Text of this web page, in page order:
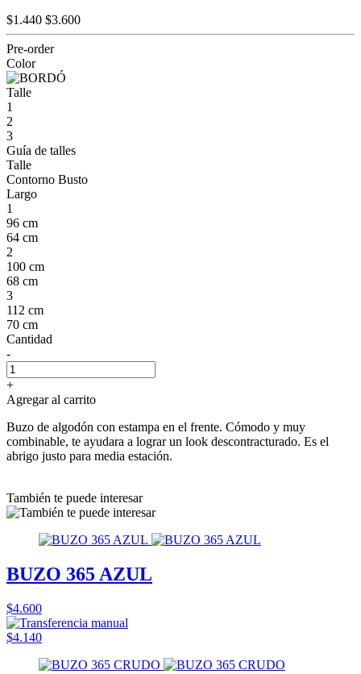
$1.440 $3.600
Pre-order
Color
Talle
1
2
3
Guía de talles
Talle
Contorno Busto
Largo
1
96 cm
64 cm
2
100 cm
68 cm
3
112 cm
70 cm
Cantidad
-
+
Agregar al carrito
Buzo de algodón con estampa en el frente. Cómodo y muy
combinable, te ayudara a lograr un look descontracturado. Es el
abrigo justo para media estación.
También te puede interesar
BUZO 365 AZUL
$4.600
$4.140